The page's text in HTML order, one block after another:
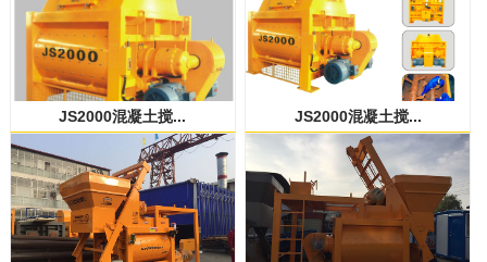
JS2000混凝土搅... JS2000混凝土搅...